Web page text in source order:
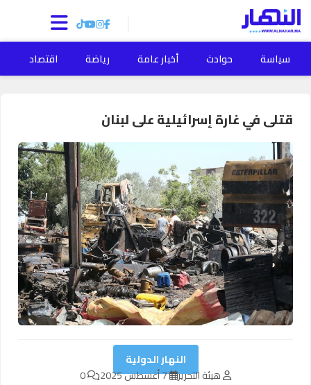
سياسة حوادث أخبار عامة رياضة اقتصاد
قتلى في غارة إسرائيلية على لبنان
النهار الدولية
هيئة التحرير 7 أغسطس 2025